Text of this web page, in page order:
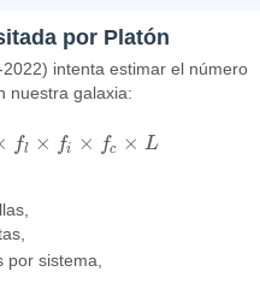
por Platón
2022) intenta estimar el número
nuestra galaxia:
fl × fi × fc × L
× l× i×f c×L
sistema,